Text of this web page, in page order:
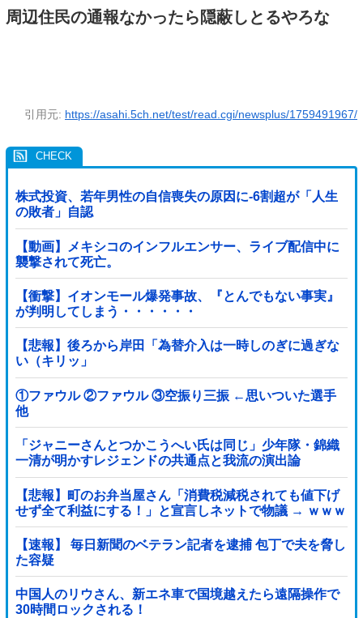
周辺住民の通報なかったら隠蔽しとるやろな
引用元: https://asahi.5ch.net/test/read.cgi/newsplus/1759491967/
株式投資、若年男性の自信喪失の原因に-6割超が「人生
の敗者」自認
【動画】メキシコのインフルエンサー、ライブ配信中に
襲撃されて死亡。
【衝撃】イオンモール爆発事故、『とんでもない事実』
が判明してしまう・・・・・・
【悲報】後ろから岸田「為替介入は一時しのぎに過ぎな
い（キリッ」
①ファウル ②ファウル ③空振り三振 ←思いついた選手
他
「ジャニーさんとつかこうへい氏は同じ」少年隊・錦織
一清が明かすレジェンドの共通点と我流の演出論
【悲報】町のお弁当屋さん「消費税減税されても値下げ
せず全て利益にする！」と宣言しネットで物議 → ｗｗｗ
ｗｗｗｗｗｗｗｗｗｗｗ
【速報】 毎日新聞のベテラン記者を逮捕 包丁で夫を脅し
た容疑
中国人のリウさん、新エネ車で国境越えたら遠隔操作で
30時間ロックされる！